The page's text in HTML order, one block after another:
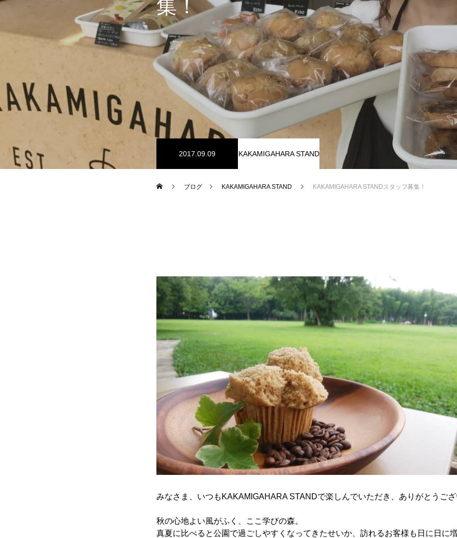
集！
2017.09.09 KAKAMIGAHARA STAND
ブログ KAKAMIGAHARA STAND KAKAMIGAHARA STANDスタッフ募集！
みなさま、いつもKAKAMIGAHARA STANDで楽しんでいただき、ありがとうござ
秋の心地よい風がふく、ここ学びの森。
真夏に比べると公園で過ごしやすくなってきたせいか、訪れるお客様も日に日に